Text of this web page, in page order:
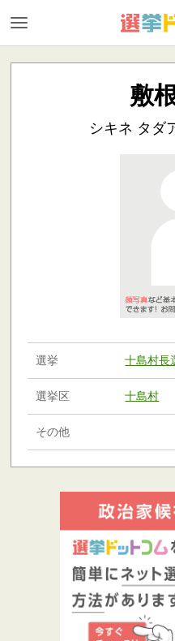
敷
シキネ タダ
選挙 十島村長
選挙区 十島村
その他